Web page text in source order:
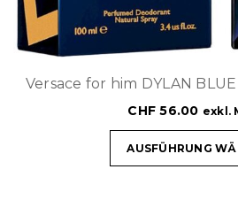
Versace for him DYLAN
CHF 56.00 exkl.
AUSFÜHRUNG